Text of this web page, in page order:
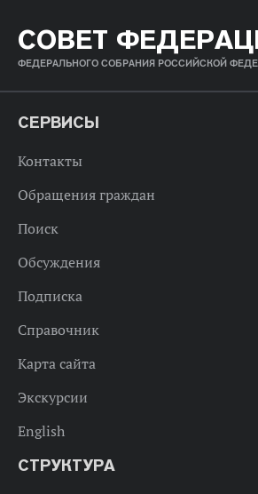
СОВЕТ
ФЕДЕРАЛЬНОГО СОБРАНИЯ РОССИЙСКОЙ
СЕРВИСЫ
Контакты
Обращения граждан
Поиск
Обсуждения
Подписка
Справочник
Карта сайта
Экскурсии
English
СТРУКТУРА